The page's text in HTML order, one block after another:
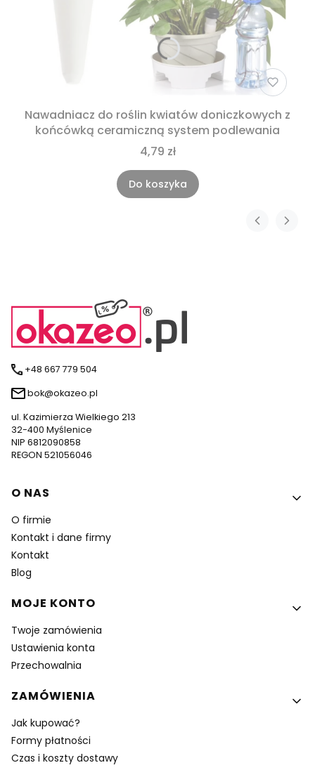
Nawadniacz do roślin kwiatów doniczkowych z
końcówką ceramiczną system podlewania
4,79 zł
Do koszyka
+48 667 779 504
bok@okazeo.pl
ul. Kazimierza Wielkiego 213
32-400 Myślenice
NIP 6812090858
REGON 521056046
Linki w stopce
O NAS
O firmie
Kontakt i dane firmy
Kontakt
Blog
MOJE KONTO
Twoje zamówienia
Ustawienia konta
Przechowalnia
ZAMÓWIENIA
Jak kupować?
Formy płatności
Czas i koszty dostawy